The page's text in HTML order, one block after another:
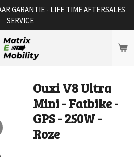
GARANTIE - LIFE TIME AFTERSALES
SERVICE
Ouxi V8 Ultra
Mini - Fatbike -
GPS - 250W -
Roze